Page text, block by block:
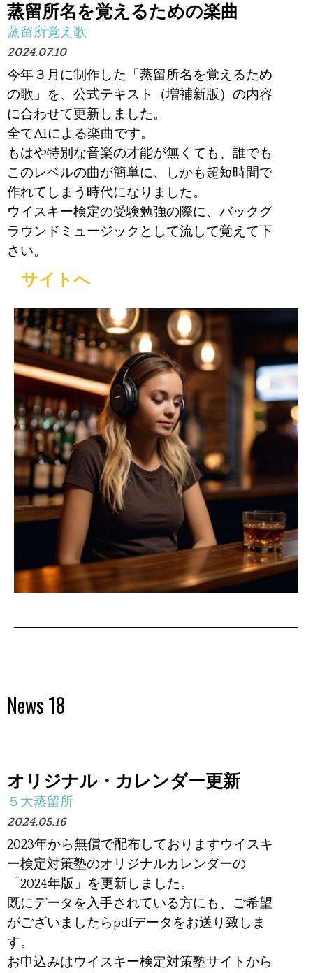
蒸留所名を覚えるための楽曲
蒸留所覚え歌
2024.07.10
今年３月に制作した「蒸留所名を覚えるため
の歌」を、公式テキスト（増補新版）の内容
に合わせて更新しました。
全てAIによる楽曲です。
もはや特別な音楽の才能が無くても、誰でも
このレベルの曲が簡単に、しかも超短時間で
作れてしまう時代になりました。
ウイスキー検定の受験勉強の際に、バックグ
ラウンドミュージックとして流して覚えて下
さい。
サイトへ
News 18
オリジナル・カレンダー更新
５大蒸留所
2024.05.16
2023年から無償で配布しておりますウイスキ
ー検定対策塾のオリジナルカレンダーの
「 2024年版」を更新しました。
既にデータを入手されている方にも、ご希望
がございましたらpdfデータをお送り致しま
す。
お申込みはウイスキー検定対策塾サイトから